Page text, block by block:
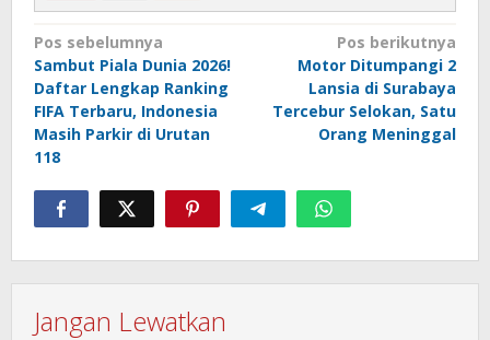
Navigasi
pos
Pos sebelumnya
Sambut Piala Dunia 2026!
Daftar Lengkap Ranking
FIFA Terbaru, Indonesia
Masih Parkir di Urutan
118
Pos berikutnya
Motor Ditumpangi 2
Lansia di Surabaya
Tercebur Selokan, Satu
Orang Meninggal
Jangan Lewatkan